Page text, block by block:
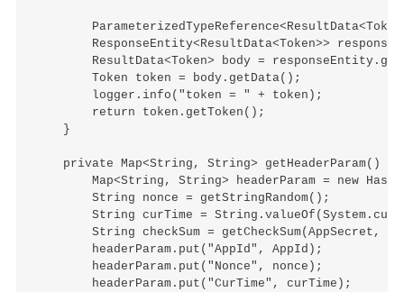
ResponseEntity<ResultData<Token>>
ResultData<Token> body =
        Token token = body.getData();
        logger.info("token = " + token);
        return token.getToken();
    }
    private Map<String, String> getHeaderParam() {
Map<String, String> headerParam = new
        String nonce = getStringRandom();
String curTime =
String checkSum = getCheckSum(AppSecret,
        headerParam.put("AppId", AppId);
        headerParam.put("Nonce", nonce);
        headerParam.put("CurTime", curTime);